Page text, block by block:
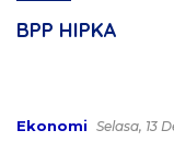
BPP HIPKA
Ekonomi Selasa, 13